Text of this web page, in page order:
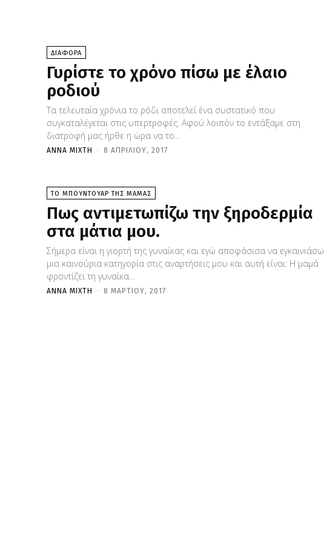
ΔΙΑΦΟΡΑ
Γυρίστε το χρόνο πίσω με έλαιο
ροδιού
Τα τελευταία χρόνια το ρόδι αποτελεί ένα συστατικό που
συγκαταλέγεται στις υπερτροφές. Αφού λοιπόν το εντάξαμε στη
διατροφή μας ήρθε η ώρα να το...
ΆΝΝΑ ΜΊΧΤΗ - 8 ΑΠΡΙΛΊΟΥ, 2017
ΤΟ ΜΠΟΥΝΤΟΥΑΡ ΤΗΣ ΜΑΜΑΣ
Πως αντιμετωπίζω την ξηροδερμία
στα μάτια μου.
Σήμερα είναι η γιορτή της γυναίκας και εγώ αποφάσισα να εγκαινιάσω
μια καινούρια κατηγορία στις αναρτήσεις μου και αυτή είναι: Η μαμά
φροντίζει τη γυναίκα...
ΆΝΝΑ ΜΊΧΤΗ - 8 ΜΑΡΤΊΟΥ, 2017